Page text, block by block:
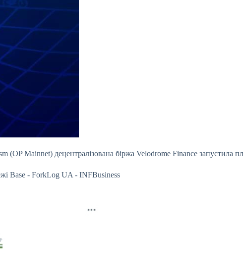
(OP Mainnet) децентралізована біржа Velodrome Finance запустила